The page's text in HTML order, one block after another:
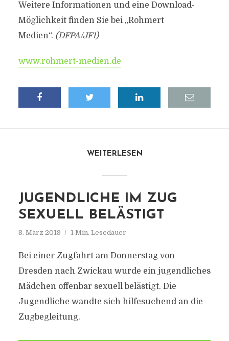
Weitere Informationen und eine Download-
Möglichkeit finden Sie bei „Rohmert
Medien“. (DFPA/JF1)
www.rohmert-medien.de
WEITERLESEN
JUGENDLICHE IM ZUG
SEXUELL BELÄSTIGT
8. März 2019 1 Min. Lesedauer
Bei einer Zugfahrt am Donnerstag von
Dresden nach Zwickau wurde ein jugendliches
Mädchen offenbar sexuell belästigt. Die
Jugendliche wandte sich hilfesuchend an die
Zugbegleitung.